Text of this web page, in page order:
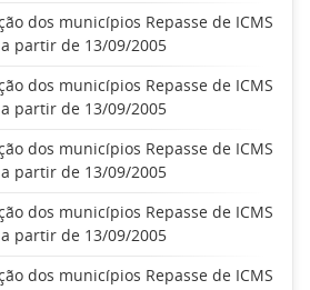
dos municípios Repasse de ICMS
a partir de 13/09/2005
dos municípios Repasse de ICMS
a partir de 13/09/2005
dos municípios Repasse de ICMS
a partir de 13/09/2005
dos municípios Repasse de ICMS
a partir de 13/09/2005
dos municípios Repasse de ICMS